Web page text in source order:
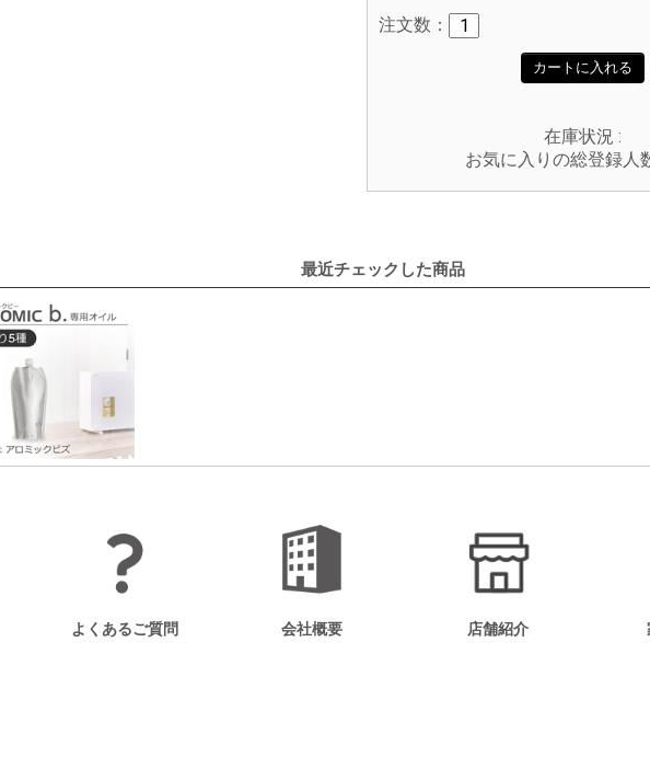
注文数：
カートに入れる
在庫状況 :
お気に入りの総登録人
最近チェックした商品
よくあるご質問 会社概要 店舗紹介